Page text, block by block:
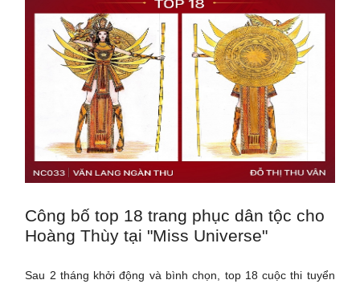
Công bố top 18 trang phục dân tộc cho
Hoàng Thùy tại "Miss Universe"
Sau 2 tháng khởi động và bình chọn, top 18 cuộc thi tuyển